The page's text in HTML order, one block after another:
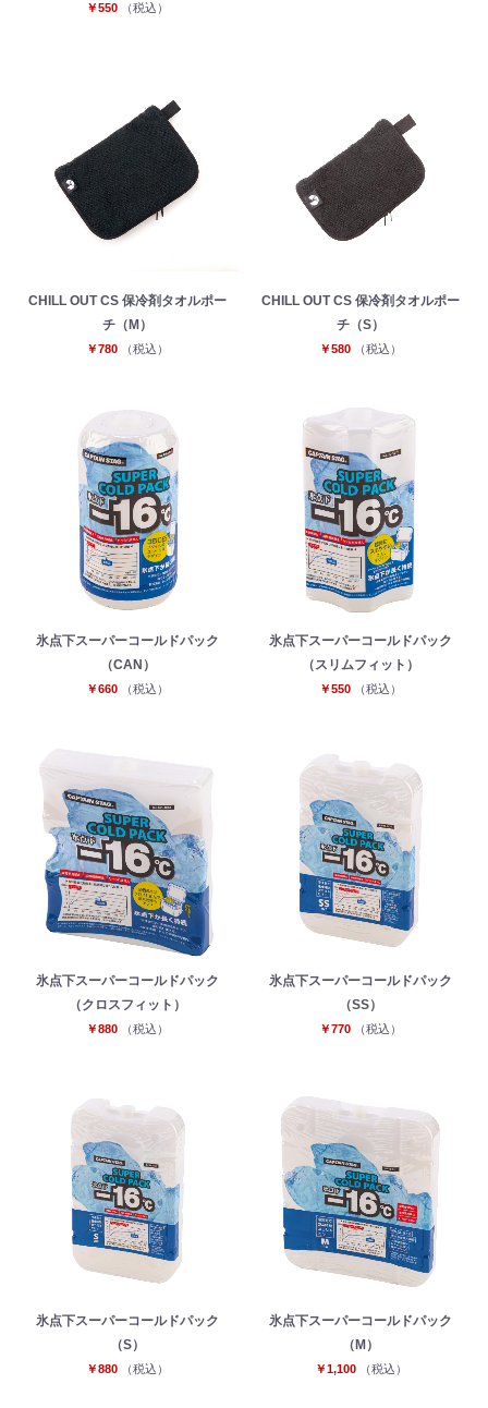
￥550 （税込）
CHILL OUT CS 保冷剤タオルポー
チ（M）
￥780 （税込）
CHILL OUT CS 保冷剤タオルポー
チ（S）
￥580 （税込）
氷点下スーパーコールドパック
（CAN）
￥660 （税込）
氷点下スーパーコールドパック
（スリムフィット）
￥550 （税込）
氷点下スーパーコールドパック
（クロスフィット）
￥880 （税込）
氷点下スーパーコールドパック
（SS）
￥770 （税込）
氷点下スーパーコールドパック
（S）
￥880 （税込）
氷点下スーパーコールドパック
（M）
￥1,100 （税込）
お買い物を続ける カートへ進む